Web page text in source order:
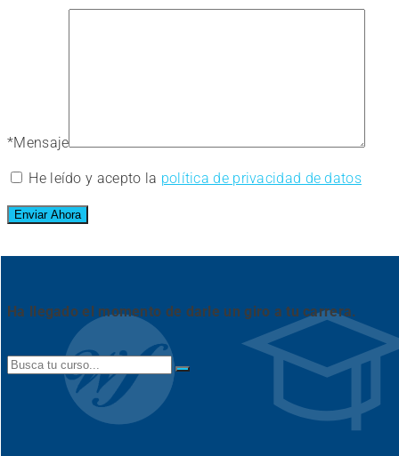
*Mensaje
He leído y acepto la política de privacidad de datos
Ha llegado el momento de darle un giro a tu carrera.
Search